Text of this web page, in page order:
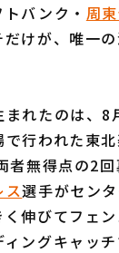
で開く） よくあ
アルバ
バンク・ 周
けが、唯一
れたのは、8
行われた東
者無得点の2
ス選手がセン
伸びてフェ
ングキャッ